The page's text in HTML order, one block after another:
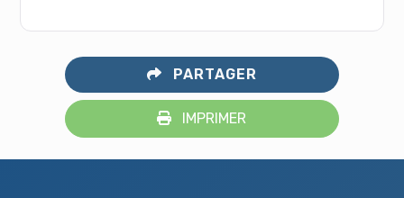
PARTAGER
IMPRIMER